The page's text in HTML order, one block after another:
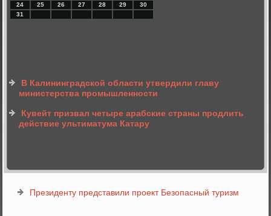
24
25 26 27 28 29
30
31
В Калининградской области утвердили главу
министерства промышленности
Кувейт призвал четыре арабские страны продлить
действие ультиматума Катару
Президенту представили проект Безопасный туризм